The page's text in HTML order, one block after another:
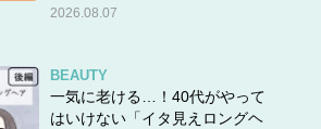
2026.08.07
BEAUTY
一気に老ける…！40代がやって
はいけない「イタ見えロングヘ